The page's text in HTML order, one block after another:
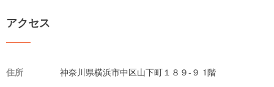
アクセス
住所 神奈川県横浜市中区山下町１８９-９ 1階